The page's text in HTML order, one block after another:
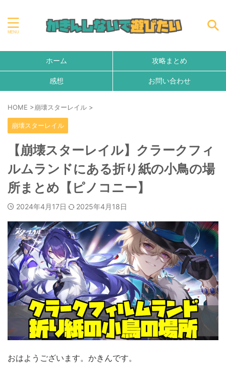
ホーム 攻略まとめ
感想 お問い合わせ
HOME >崩壊スターレイル >
崩壊スターレイル
【崩壊スターレイル】クラークフィ
ルムランドにある折り紙の小鳥の場
所まとめ【ピノコニー】
2024年4月17日 2025年4月18日
おはようございます。かきんです。